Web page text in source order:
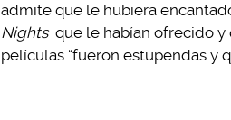
admite que le hubiera
Nights que le habían ofrecido y
películas “fueron estupendas y